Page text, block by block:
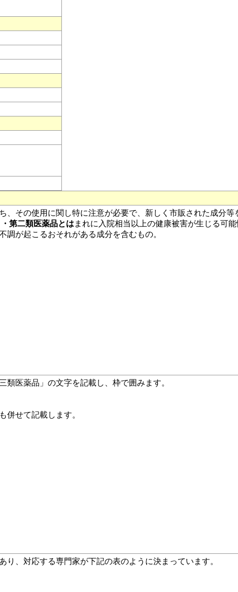
その使用に関し特に注意が必要で、新しく市販された成分等
・第二類医薬品とは まれに入院相当以上の健康被害が生じる可
調が起こるおそれがある成分を含むもの。
医薬品」の文字を記載し、枠で囲みます。
せて記載します。
、対応する専門家が下記の表のように決まっています。